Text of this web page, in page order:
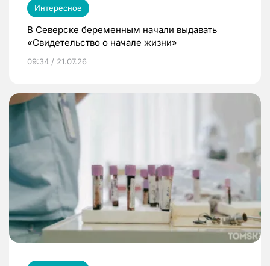
Интересное
В Северске беременным начали выдавать
«Свидетельство о начале жизни»
09:34 / 21.07.26